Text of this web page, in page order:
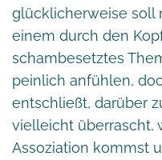
glücklicherweise soll
einem durch den
schambesetztes
peinlich anfühlen,
entschließt, darüber
vielleicht überrascht,
Assoziation kommst